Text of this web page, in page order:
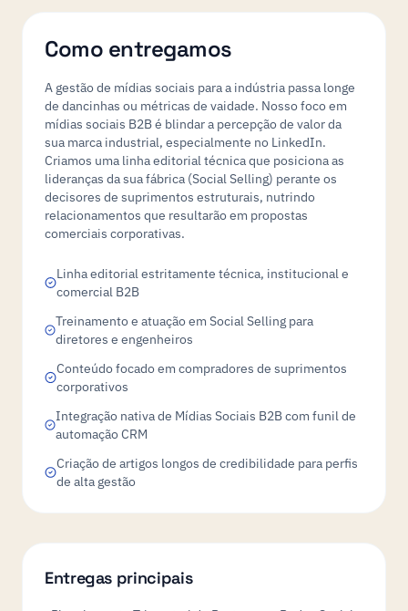
Como entregamos
A gestão de mídias sociais para a indústria passa longe
de dancinhas ou métricas de vaidade. Nosso foco em
mídias sociais B2B é blindar a percepção de valor da
sua marca industrial, especialmente no LinkedIn.
Criamos uma linha editorial técnica que posiciona as
lideranças da sua fábrica (Social Selling) perante os
decisores de suprimentos estruturais, nutrindo
relacionamentos que resultarão em propostas
comerciais corporativas.
Linha editorial estritamente técnica, institucional e
comercial B2B
Treinamento e atuação em Social Selling para
diretores e engenheiros
Conteúdo focado em compradores de suprimentos
corporativos
Integração nativa de Mídias Sociais B2B com funil de
automação CRM
Criação de artigos longos de credibilidade para perfis
de alta gestão
Entregas principais